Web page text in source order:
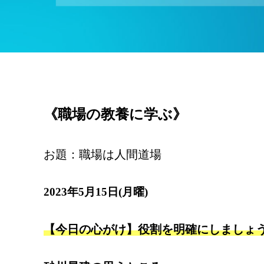
《職場の教養に学ぶ》
お題：職場は人間道場
2023年5月15日(月曜)
【今日の心がけ】役割を明確にしましょ